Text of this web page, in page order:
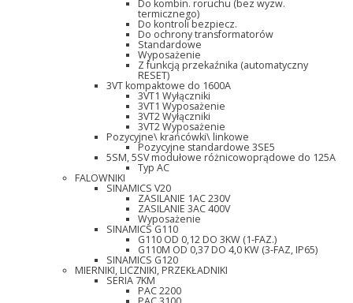
Do kombin. roruchu (bez wyzw.
termicznego)
Do kontroli bezpiecz.
Do ochrony transformatorów
Standardowe
Wyposażenie
Z funkcją przekaźnika (automatyczny
RESET)
3VT kompaktowe do 1600A
3VT1 Wyłączniki
3VT1 Wyposażenie
3VT2 Wyłączniki
3VT2 Wyposażenie
Pozycyjne\ krańcówki\ linkowe
Pozycyjne standardowe 3SE5
5SM, 5SV modułowe różnicowoprądowe do 125A
Typ AC
FALOWNIKI
SINAMICS V20
ZASILANIE 1AC 230V
ZASILANIE 3AC 400V
Wyposażenie
SINAMICS G110
G110 OD 0,12 DO 3KW (1-FAZ.)
G110M OD 0,37 DO 4,0 KW (3-FAZ, IP65)
SINAMICS G120
MIERNIKI, LICZNIKI, PRZEKŁADNIKI
SERIA 7KM
PAC 2200